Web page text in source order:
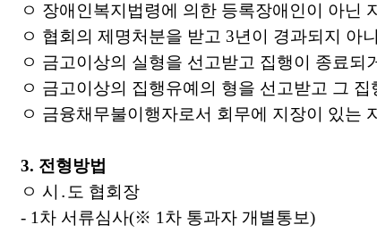
ㅇ 장애인복지법령에 의한 등록장애인이 아닌
ㅇ 협회의 제명처분을 받고 3년이 경과되지 아
ㅇ 금고이상의 실형을 선고받고 집행이 종료
ㅇ 금고이상의 집행유예의 형을 선고받고 그
ㅇ 금융채무불이행자로서 회무에 지장이 있는
3. 전형방법
ㅇ 시 ․ 도 협회장
- 1 차 서류심사(※ 1 차 통과자 개별통보)